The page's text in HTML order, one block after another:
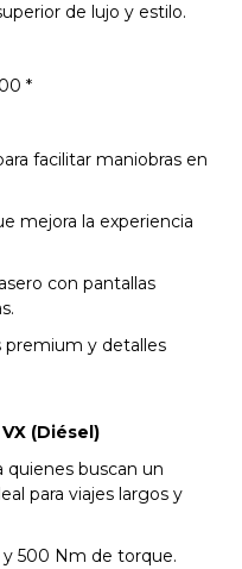
de lujo y estilo.
*
facilitar maniobras en
mejora la experiencia
con pantallas
premium y detalles
(Diésel)
quienes buscan un
para viajes largos y
y 500 Nm de torque.